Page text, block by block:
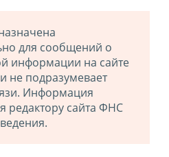
для сообщений о
информации на сайте
не подразумевает
Информация
редактору сайта ФНС